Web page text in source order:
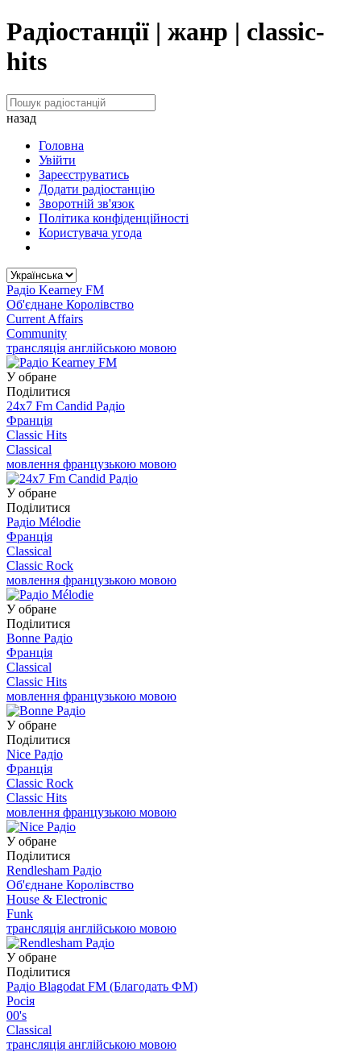
Радіостанції | жанр | classic-
hits
назад
Головна
Увійти
Зареєструватись
Додати радіостанцію
Зворотній зв'язок
Політика конфіденційності
Користувача угода
Радіо Kearney FM
Об'єднане Королівство
Current Affairs
Community
трансляція англійською мовою
У обране
Поділитися
24x7 Fm Candid Радіо
Франція
Classic Hits
Classical
мовлення французькою мовою
У обране
Поділитися
Радіо Mélodie
Франція
Classical
Classic Rock
мовлення французькою мовою
У обране
Поділитися
Bonne Радіо
Франція
Classical
Classic Hits
мовлення французькою мовою
У обране
Поділитися
Nice Радіо
Франція
Classic Rock
Classic Hits
мовлення французькою мовою
У обране
Поділитися
Rendlesham Радіо
Об'єднане Королівство
House & Electronic
Funk
трансляція англійською мовою
У обране
Поділитися
Радіо Blagodat FM (Благодать ФМ)
Росія
00's
Classical
трансляція англійською мовою